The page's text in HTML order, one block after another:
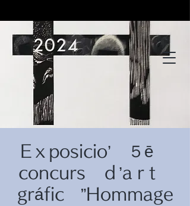
© Copyright
© Copyright
Eｘposicio’ ５ē
concurs ｄ’aｒt
gráfic ”Hommage